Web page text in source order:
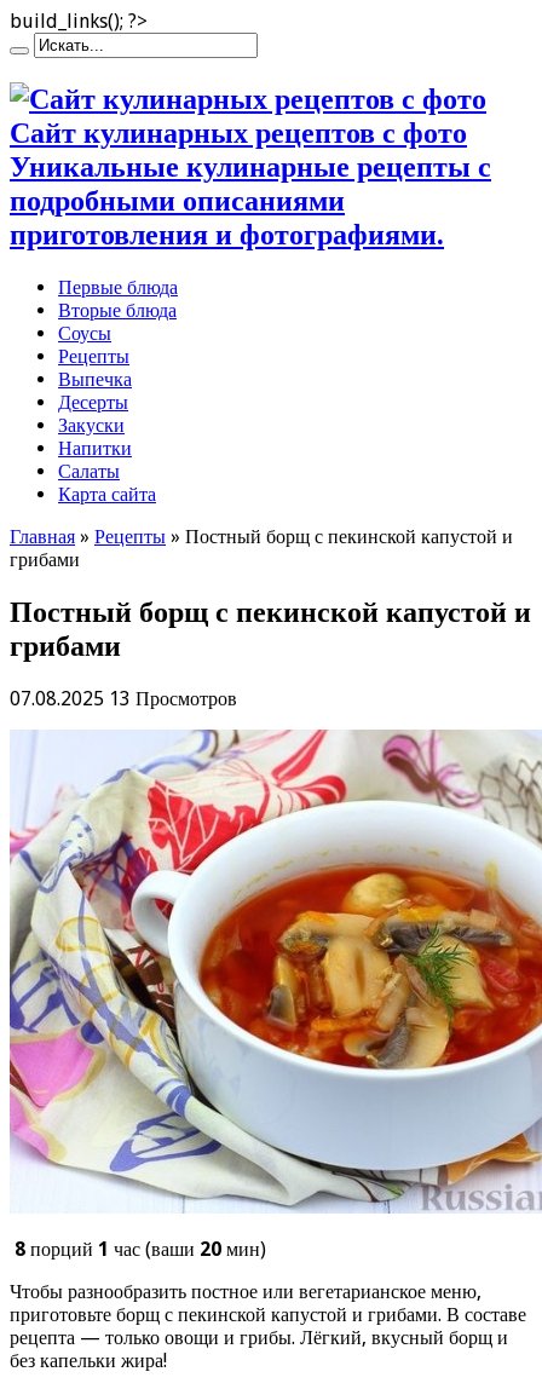
build_links(); ?>
Сайт кулинарных рецептов с фото
Уникальные кулинарные рецепты с
подробными описаниями
приготовления и фотографиями.
Первые блюда
Вторые блюда
Соусы
Рецепты
Выпечка
Десерты
Закуски
Напитки
Салаты
Карта сайта
Главная » Рецепты » Постный борщ с пекинской капустой и
грибами
Постный борщ с пекинской капустой и
грибами
07.08.2025 13 Просмотров
8 порций 1 час (ваши 20 мин)
Чтобы разнообразить постное или вегетарианское меню,
приготовьте борщ с пекинской капустой и грибами. В составе
рецепта — только овощи и грибы. Лёгкий, вкусный борщ и
без капельки жира!